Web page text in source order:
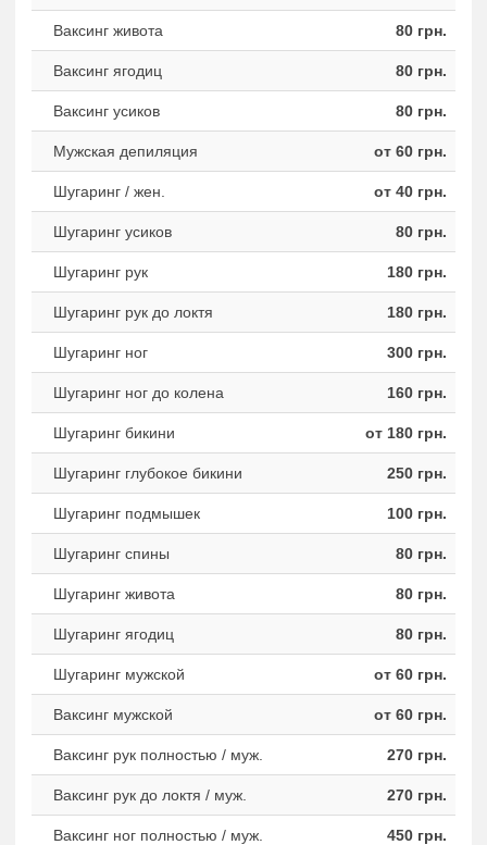
Ваксинг живота 80 грн.
Ваксинг ягодиц 80 грн.
Ваксинг усиков 80 грн.
Мужская депиляция от 60 грн.
Шугаринг / жен. от 40 грн.
Шугаринг усиков 80 грн.
Шугаринг рук 180 грн.
Шугаринг рук до локтя 180 грн.
Шугаринг ног 300 грн.
Шугаринг ног до колена 160 грн.
Шугаринг бикини от 180 грн.
Шугаринг глубокое бикини 250 грн.
Шугаринг подмышек 100 грн.
Шугаринг спины 80 грн.
Шугаринг живота 80 грн.
Шугаринг ягодиц 80 грн.
Шугаринг мужской от 60 грн.
Ваксинг мужской от 60 грн.
Ваксинг рук полностью / муж. 270 грн.
Ваксинг рук до локтя / муж. 270 грн.
Ваксинг ног полностью / муж. 450 грн.